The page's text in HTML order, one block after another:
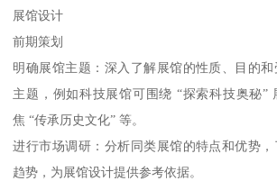
展馆设计
前期策划
明确展馆主题：深入了解展馆的性质、目的
主题，例如科技展馆可围绕 “探索科技奥秘”
焦 “传承历史文化” 等。
进行市场调研：分析同类展馆的特点和优势
趋势，为展馆设计提供参考依据。